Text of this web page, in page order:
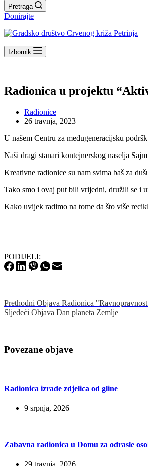
Pretraga
Donirajte
Izbornik
Radionica u projektu
Radionice
26 travnja, 2023
U našem Centru za međugeneracijsku
Naši dragi stanari kontejnerskog naselja
Kreativne radionice su nam svima baš za
Tako smo i ovaj put bili vrijedni, družili se i
Kako uvijek radimo na tome da što više
PODIJELI:
Prethodni Objava Radionica
Sljedeći Objava Dan planeta Zemlje
Povezane objave
Radionica izrade zdjelica od gline
9 srpnja, 2026
Zabavna radionica u Domu za odrasle